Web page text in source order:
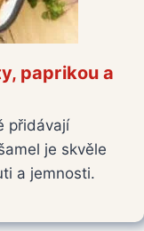
paprikou a
přidávají
je skvěle
a jemnosti.